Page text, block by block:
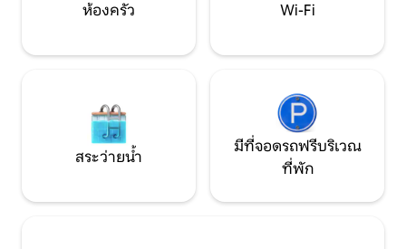
ห้องครัว Wi-Fi
สระว่ายน้ำ
มีที่จอดรถฟรีบริเวณ
ที่พัก